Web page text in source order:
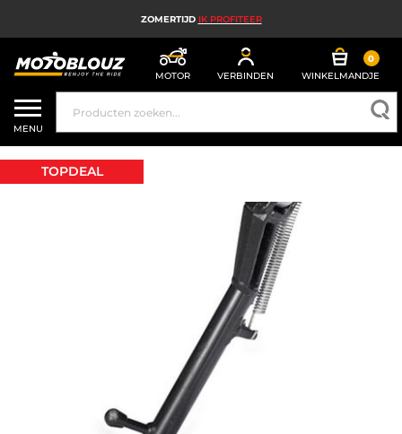
ZOMERTIJD IK PROFITEER
MOTOR VERBINDEN
0
WINKELMANDJE
MOTORHELM
MOTORUITRUSTING HEREN
HIGH TECH MOTORFIETS
MOTORONDERDELEN EN GEREEDSCHAP
MOTORACCESSOIRES
BAGAGE
MENU
TOPDEAL